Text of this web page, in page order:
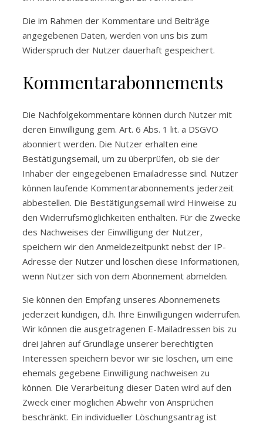
Die im Rahmen der Kommentare und Beiträge
angegebenen Daten, werden von uns bis zum
Widerspruch der Nutzer dauerhaft gespeichert.
Kommentarabonnements
Die Nachfolgekommentare können durch Nutzer mit
deren Einwilligung gem. Art. 6 Abs. 1 lit. a DSGVO
abonniert werden. Die Nutzer erhalten eine
Bestätigungsemail, um zu überprüfen, ob sie der
Inhaber der eingegebenen Emailadresse sind. Nutzer
können laufende Kommentarabonnements jederzeit
abbestellen. Die Bestätigungsemail wird Hinweise zu
den Widerrufsmöglichkeiten enthalten. Für die Zwecke
des Nachweises der Einwilligung der Nutzer,
speichern wir den Anmeldezeitpunkt nebst der IP-
Adresse der Nutzer und löschen diese Informationen,
wenn Nutzer sich von dem Abonnement abmelden.
Sie können den Empfang unseres Abonnemenets
jederzeit kündigen, d.h. Ihre Einwilligungen widerrufen.
Wir können die ausgetragenen E-Mailadressen bis zu
drei Jahren auf Grundlage unserer berechtigten
Interessen speichern bevor wir sie löschen, um eine
ehemals gegebene Einwilligung nachweisen zu
können. Die Verarbeitung dieser Daten wird auf den
Zweck einer möglichen Abwehr von Ansprüchen
beschränkt. Ein individueller Löschungsantrag ist